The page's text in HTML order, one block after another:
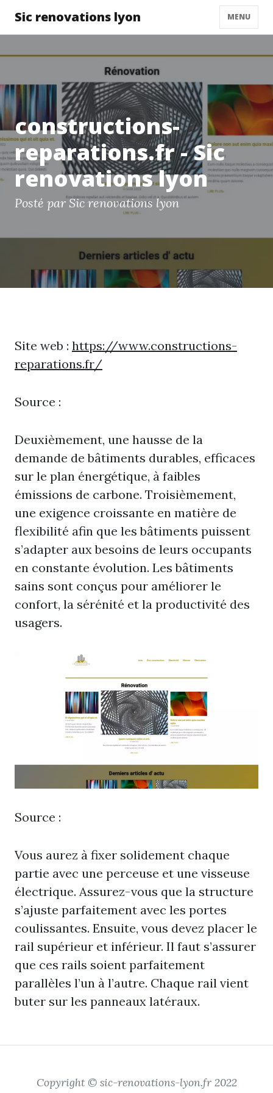
Sic renovations lyon MENU
constructions-
reparations.fr - Sic
renovations lyon
Posté par Sic renovations lyon
Site web : https://www.constructions-
reparations.fr/
Source :
Deuxièmement, une hausse de la
demande de bâtiments durables, efficaces
sur le plan énergétique, à faibles
émissions de carbone. Troisièmement,
une exigence croissante en matière de
flexibilité afin que les bâtiments puissent
s’adapter aux besoins de leurs occupants
en constante évolution. Les bâtiments
sains sont conçus pour améliorer le
confort, la sérénité et la productivité des
usagers.
Source :
Vous aurez à fixer solidement chaque
partie avec une perceuse et une visseuse
électrique. Assurez-vous que la structure
s’ajuste parfaitement avec les portes
coulissantes. Ensuite, vous devez placer le
rail supérieur et inférieur. Il faut s’assurer
que ces rails soient parfaitement
parallèles l’un à l’autre. Chaque rail vient
buter sur les panneaux latéraux.
Copyright © sic-renovations-lyon.fr 2022